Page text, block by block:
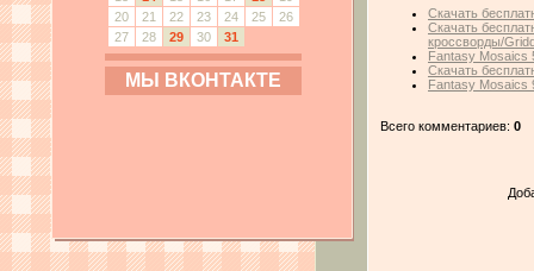
20
21 22 23 24 25
26
27
28 29 30 31
МЫ ВКОНТАКТЕ
Скачать
Скачать
кроссворды/
Fantasy Mosaics
Скачать
Fantasy Mosaics
Всего комментариев: 0